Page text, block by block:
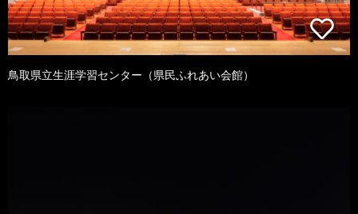
鳥取県立生涯学習センター（県民ふれあい会館）